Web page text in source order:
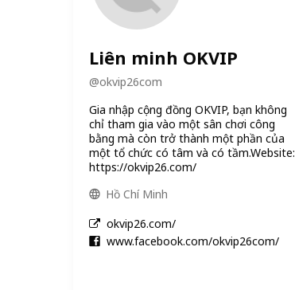
Liên minh OKVIP
@okvip26com
Gia nhập cộng đồng OKVIP, bạn không
chỉ tham gia vào một sân chơi công
bằng mà còn trở thành một phần của
một tổ chức có tâm và có tầm.Website:
https://okvip26.com/
Hồ Chí Minh
okvip26.com/
www.facebook.com/okvip26com/